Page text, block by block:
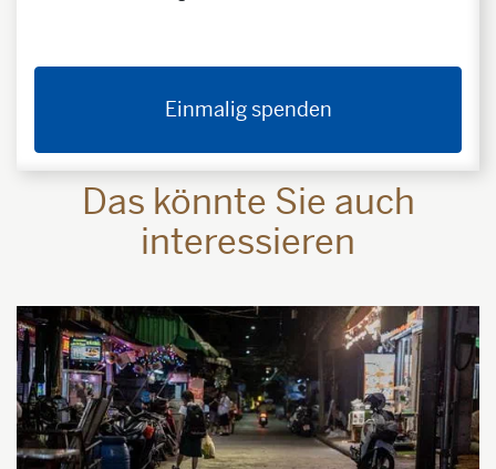
Einmalig spenden
Das könnte Sie auch
interessieren